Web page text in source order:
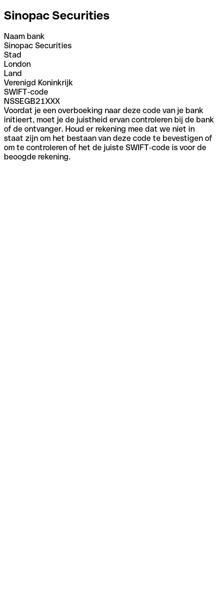
Sinopac Securities
Naam bank
Sinopac Securities
Stad
London
Land
Verenigd Koninkrijk
SWIFT-code
NSSEGB21XXX
Voordat je een overboeking naar deze code van je bank
initieert, moet je de juistheid ervan controleren bij de bank
of de ontvanger. Houd er rekening mee dat we niet in
staat zijn om het bestaan van deze code te bevestigen of
om te controleren of het de juiste SWIFT-code is voor de
beoogde rekening.